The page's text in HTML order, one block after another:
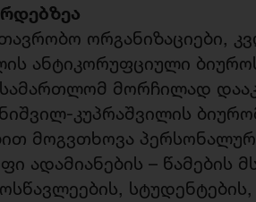
ორგანიზაციები,
ანტიკორუფციული
მორჩილად
კუპრაშვილის
მოგვთხოვა
ადამიანების – წამების